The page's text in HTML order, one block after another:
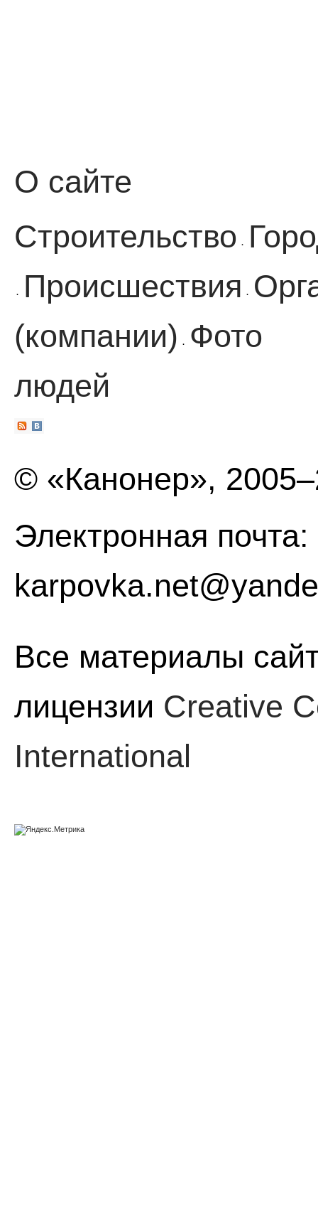
О сайте
Строительство ·
· Происшествия ·
(компании)
·
Фото
людей
© «Канонер»,
Электронная почта:
Все материалы
лицензии Creative
International